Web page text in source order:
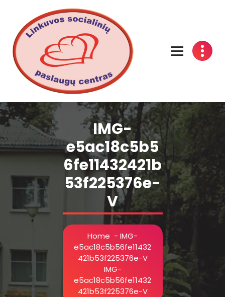
IMG-
e5ac18c5b5
6fe11432421b
53f225376e-
V
Home - IMG-
e5ac18c5b56fe11432
421b53f225376e-V
IMG-
e5ac18c5b56fe11432
421b53f225376e-V